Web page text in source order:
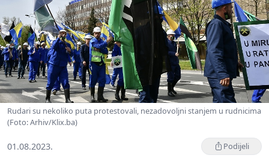
Rudari su nekoliko puta protestovali, nezadovoljni stanjem u rudnicima
(Foto: Arhiv/Klix.ba)
01.08.2023. Podijeli